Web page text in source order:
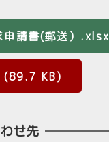
申請書(郵送）
(89.7 KB)
せ先